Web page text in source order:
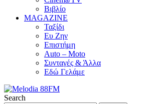
Βιβλίο
MAGAZINE
Ταξίδι
Ευ Ζην
Επιστήμη
Auto – Moto
Συνταγές & Άλλα
Εδώ Γελάμε
Search